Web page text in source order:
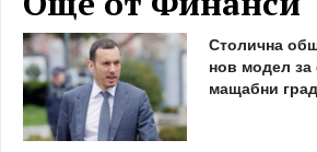
Столична
нов модел
мащабни